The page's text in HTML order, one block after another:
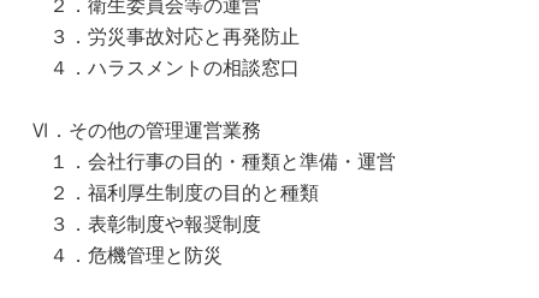
２．衛生委員会等の運営
３．労災事故対応と再発防止
４．ハラスメントの相談窓口
Ⅵ．その他の管理運営業務
１．会社行事の目的・種類と準備・運営
２．福利厚生制度の目的と種類
３．表彰制度や報奨制度
４．危機管理と防災